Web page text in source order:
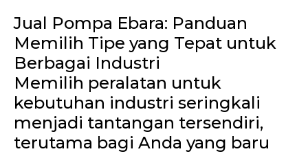
Jual Pompa Ebara: Panduan
Memilih Tipe yang Tepat untuk
Berbagai Industri
Memilih peralatan untuk
kebutuhan industri seringkali
menjadi tantangan tersendiri,
terutama bagi Anda yang baru